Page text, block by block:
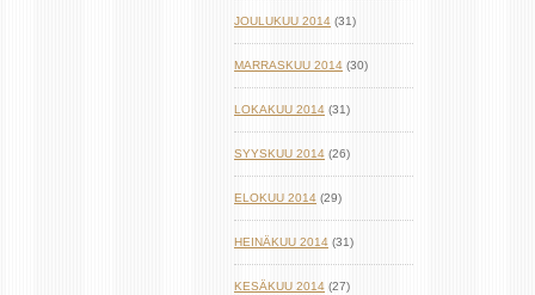
JOULUKUU 2014 (31)
MARRASKUU 2014 (30)
LOKAKUU 2014 (31)
SYYSKUU 2014 (26)
ELOKUU 2014 (29)
HEINÄKUU 2014 (31)
KESÄKUU 2014 (27)